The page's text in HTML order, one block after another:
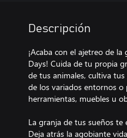
Descripción
¡Acaba con el ajetreo de
Days! Cuida de tu propia
de tus animales, cultiva
de los variados entornos o
herramientas, muebles u
La granja de tus sueños te
Deja atrás la agobiante